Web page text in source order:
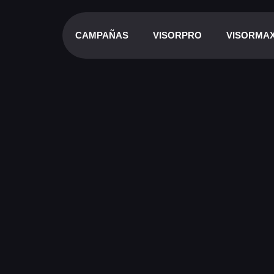
CAMPAÑAS VISORPRO